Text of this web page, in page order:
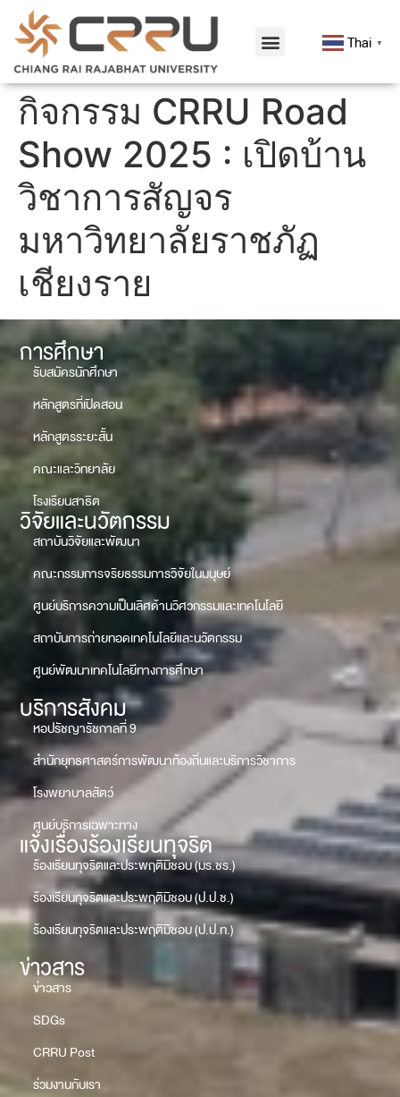
Thai ▼
กิจกรรม CRRU Road
Show 2025 : เปิดบ้าน
วิชาการสัญจร
มหาวิทยาลัยราชภัฏ
เชียงราย
การศึกษา
รับสมัครนักศึกษา
หลักสูตรที่เปิดสอน
หลักสูตรระยะสั้น
คณะและวิทยาลัย
โรงเรียนสาธิต
วิจัยและนวัตกรรม
สถาบันวิจัยและพัฒนา
คณะกรรมการจริยธรรมการวิจัยในมนุษย์
ศูนย์บริการความเป็นเลิศด้านวิศวกรรมและเทคโนโลยี
สถาบันการถ่ายทอดเทคโนโลยีและนวัตกรรม
ศูนย์พัฒนาเทคโนโลยีทางการศึกษา
บริการสังคม
หอปรัชญารัชกาลที่ 9
สำนักยุทธศาสตร์การพัฒนาท้องถิ่นและบริการวิชาการ
โรงพยาบาลสัตว์
ศูนย์บริการเฉพาะทาง
แจ้งเรื่องร้องเรียนทุจริต
ร้องเรียนทุจริตและประพฤติมิชอบ (มร.ชร.)
ร้องเรียนทุจริตและประพฤติมิชอบ (ป.ป.ช.)
ร้องเรียนทุจริตและประพฤติมิชอบ (ป.ป.ท.)
ข่าวสาร
ข่าวสาร
SDGs
CRRU Post
ร่วมงานกับเรา